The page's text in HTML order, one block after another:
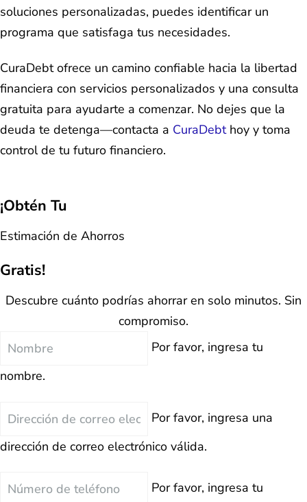
soluciones personalizadas, puedes identificar un
programa que satisfaga tus necesidades.
CuraDebt ofrece un camino confiable hacia la libertad
financiera con servicios personalizados y una consulta
gratuita para ayudarte a comenzar. No dejes que la
deuda te detenga—contacta a CuraDebthoy y toma
control de tu futuro financiero.
¡Obtén Tu
Estimación de Ahorros
Gratis!
Descubre cuánto podrías ahorrar en solo minutos. Sin
compromiso.
Nombre
Por favor, ingresa tu
nombre.
Correo
Por favor, ingresa una
dirección de correo electrónico válida.
Teléfono
Por favor, ingresa tu